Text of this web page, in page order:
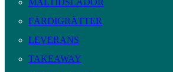
MÅLTIDSLÅDOR
FÄRDIGRÄTTER
LEVERANS
TAKEAWAY